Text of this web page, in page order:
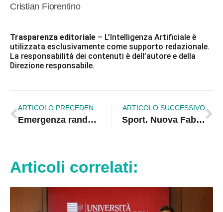
Cristian Fiorentino
Trasparenza editoriale – L’Intelligenza Artificiale è
utilizzata esclusivamente come supporto redazionale.
La responsabilità dei contenuti è dell’autore e della
Direzione responsabile.
Emergenza randagismo zona “Perla jonica” Schiavonea, appello all’Amministrazione
ARTICOLO SUCCESSIVO
Sport. Nuova Fabrizio C5, Sabato Return-match di coppa al pala Eventi. Lunedì i calendari
Articoli correlati: